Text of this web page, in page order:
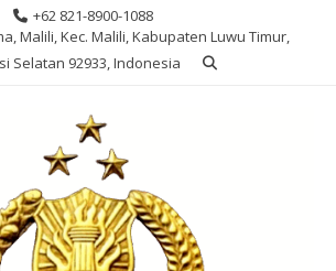
+62 821-8900-1088
Malili, Kec. Malili, Kabupaten Luwu Timur,
Selatan 92933, Indonesia